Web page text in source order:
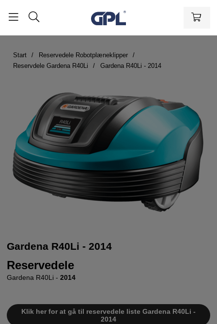
Start
Reservedele Robotplæneklipper
Reservdele Gardena R40Li
Gardena R40Li - 2014
Gardena R40Li - 2014
Reservedele
Gardena R40Li - 2014
Klik her for at gå til reservedele liste Gardena R40Li -
2014